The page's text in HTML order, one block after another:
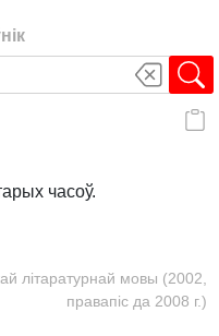
часоў.
літаратурнай мовы (2002,
правапіс да 2008 г.)